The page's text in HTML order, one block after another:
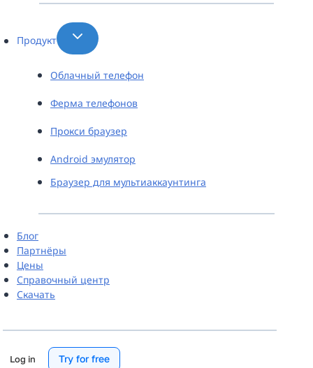
Продукт
Облачный телефон
Ферма телефонов
Прокси браузер
Android эмулятор
Браузер для мультиаккаунтинга
Блог
Партнёры
Цены
Справочный центр
Скачать
Log in Try for free